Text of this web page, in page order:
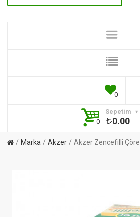
0
Sepetim
0
0.00
Marka Akzer Akzer Zencefilli